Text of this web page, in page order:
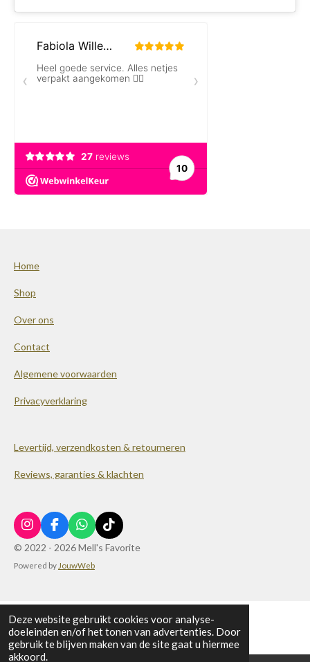
Deze website gebruikt cookies voor analyse-
doeleinden en/of het tonen van advertenties. Door
gebruik te blijven maken van de site gaat u hiermee
akkoord.
Home
Shop
Over ons
Contact
Algemene voorwaarden
Privacyverklaring
Levertijd, verzendkosten & retourneren
Reviews, garanties & klachten
I
n
s
t
r
a
m
F
a
c
e
o
k
W
h
a
t
p
p
T
i
k
© 2022 - 2026 Mell's Favorite
Powered by JouwWeb